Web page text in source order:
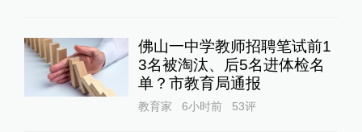
佛山一中学教师招聘笔试前1
3名被淘汰、后5名进体检名
单？市教育局通报
教育家 6小时前 53评